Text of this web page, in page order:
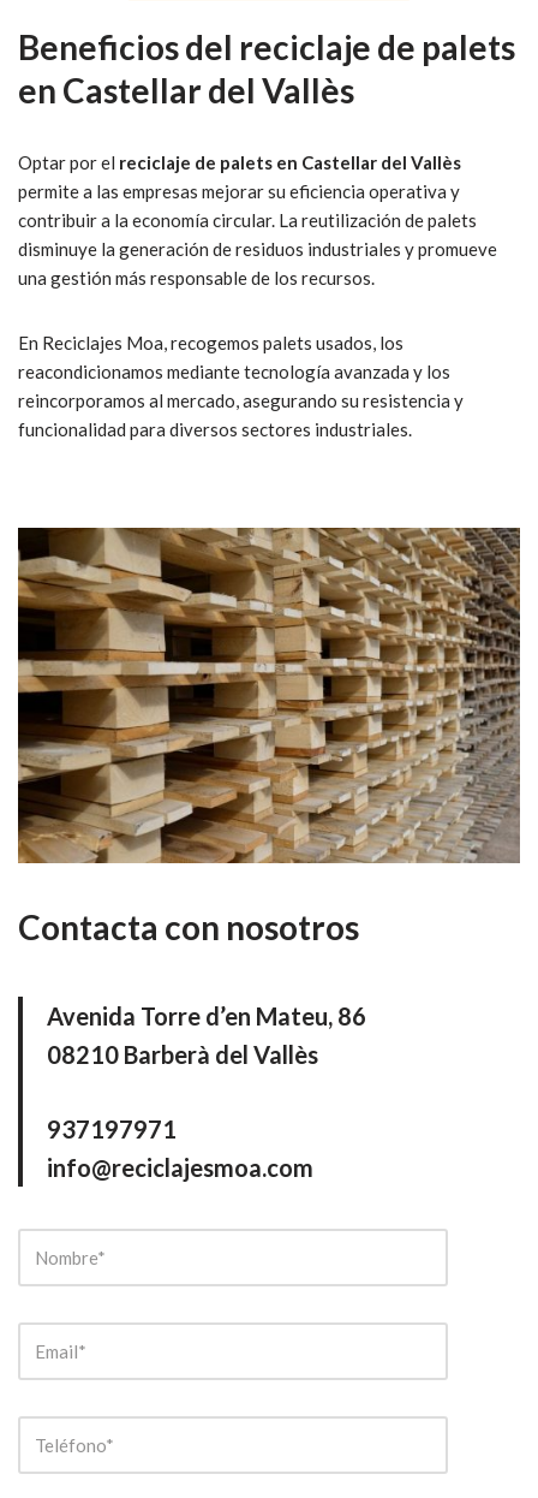
Beneficios del reciclaje de palets
en Castellar del Vallès
Optar por el reciclaje de palets en Castellar del Vallès
permite a las empresas mejorar su eficiencia operativa y
contribuir a la economía circular. La reutilización de palets
disminuye la generación de residuos industriales y promueve
una gestión más responsable de los recursos.
En Reciclajes Moa, recogemos palets usados, los
reacondicionamos mediante tecnología avanzada y los
reincorporamos al mercado, asegurando su resistencia y
funcionalidad para diversos sectores industriales.
Contacta con nosotros
Avenida Torre d’en Mateu, 86
08210 Barberà del Vallès
937197971
info@reciclajesmoa.com